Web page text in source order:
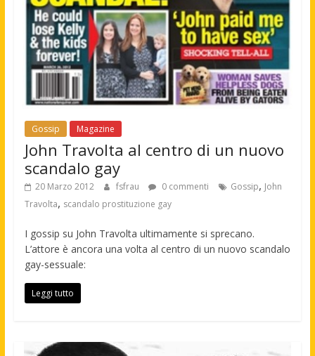
Gossip Magazine
John Travolta al centro di un nuovo
scandalo gay
20 Marzo 2012 fsfrau 0 commenti Gossip, John
Travolta, scandalo prostituzione gay
I gossip su John Travolta ultimamente si sprecano.
L’attore è ancora una volta al centro di un nuovo scandalo
gay-sessuale:
Leggi tutto